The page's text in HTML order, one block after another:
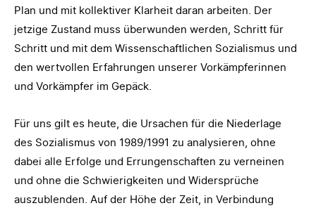
Plan und mit kollektiver Klarheit daran arbeiten. Der
jetzige Zustand muss überwunden werden, Schritt für
Schritt und mit dem Wissenschaftlichen Sozialismus und
den wertvollen Erfahrungen unserer Vorkämpferinnen
und Vorkämpfer im Gepäck.
Für uns gilt es heute, die Ursachen für die Niederlage
des Sozialismus von 1989/1991 zu analysieren, ohne
dabei alle Erfolge und Errungenschaften zu verneinen
und ohne die Schwierigkeiten und Widersprüche
auszublenden. Auf der Höhe der Zeit, in Verbindung